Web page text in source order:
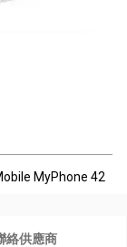
MyPhone 42
絡供應商